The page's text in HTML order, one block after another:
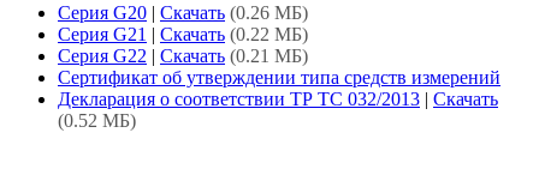
Серия G20 | Скачать (0.26 МБ)
Серия G21 | Скачать (0.22 МБ)
Серия G22 | Скачать (0.21 МБ)
Сертификат об утверждении типа средств измерений
Декларация о соответствии ТР ТС 032/2013 | Скачать
(0.52 МБ)